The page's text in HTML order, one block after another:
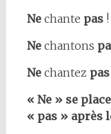
Nechante pas !
Nechantons
Nechantez pas
« Ne » se
« pas » après